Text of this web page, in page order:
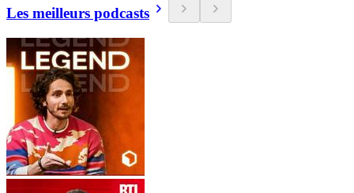
Les meilleurs podcasts